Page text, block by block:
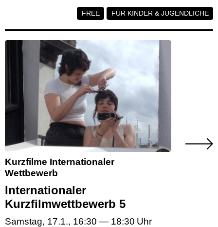
FREE FÜR KINDER & JUGENDLICHE
Kurzfilme Internationaler
Wettbewerb
Internationaler
Kurzfilmwettbewerb 5
Samstag, 17.1., 16:30 — 18:30